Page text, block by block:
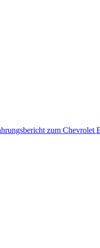
zum